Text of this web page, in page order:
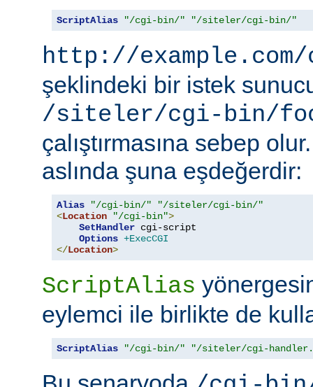
ScriptAlias "/cgi-bin/" "/siteler/cgi-bin/"
http://
şeklindeki bir istek
/siteler/cgi-bin/
çalıştırmasına sebep
aslında şuna eşdeğerdir:
Alias "/cgi-bin/"
"/siteler/cgi-bin/"
<Location "/cgi-bin">
SetHandler cgi-script
Options +ExecCGI
</Location>
ScriptAlias
eylemci ile birlikte de
ScriptAlias "/cgi-bin/" "/siteler/cgi-